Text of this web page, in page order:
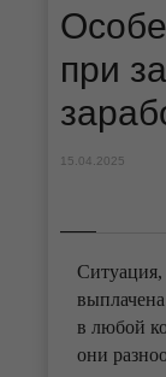
при
15.04.2025
Ситуация,
в любой
они